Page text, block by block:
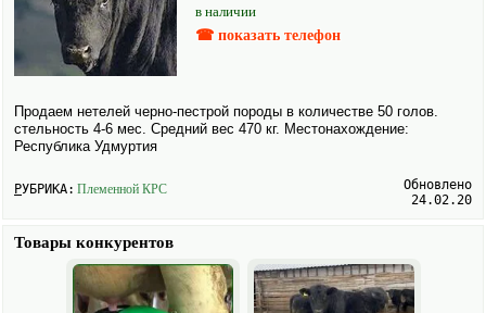
в наличии
☎ показать телефон
Продаем нетелей черно-пестрой породы в количестве 50 голов.
стельность 4-6 мес. Средний вес 470 кг. Местонахождение:
Республика Удмуртия
РУБРИКА: Племенной КРС
Обновлено
24.02.20
Товары конкурентов